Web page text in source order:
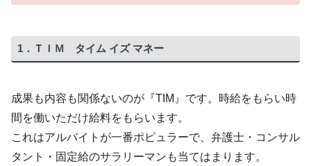
1．ＴＩＭ タイム イズ マネー
成果も内容も関係ないのが『TIM』です。時給をもらい時
間を働いただけ給料をもらいます。
これはアルバイトが一番ポピュラーで、弁護士・コンサル
タント・固定給のサラリーマンも当てはまります。